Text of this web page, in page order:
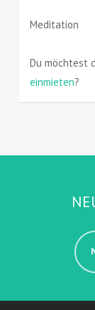
Meditation
Du möchtest
einmieten?